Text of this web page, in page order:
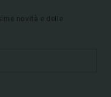
novità e delle